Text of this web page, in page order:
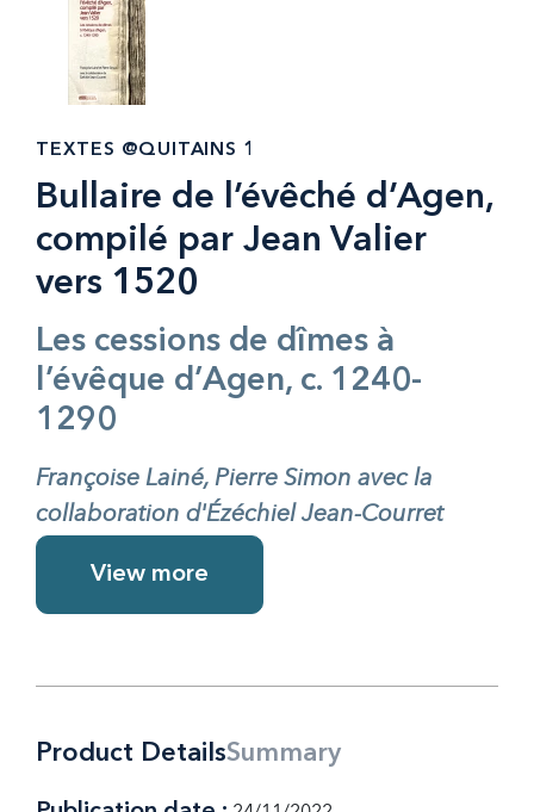
TEXTES @QUITAINS 1
Bullaire de l’évêché d’Agen,
compilé par Jean Valier
vers 1520
Les cessions de dîmes à
l’évêque d’Agen, c. 1240-
1290
Françoise Lainé, Pierre Simon avec la
collaboration d'Ézéchiel Jean-Courret
View more
Product DetailsSummary